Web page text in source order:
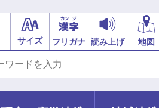
サイズ フリガナ 読み上げ 地図